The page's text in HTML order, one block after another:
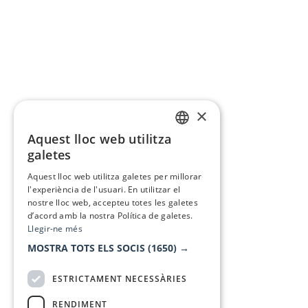
×
Aquest lloc web utilitza
galetes
Aquest lloc web utilitza galetes per millorar
l'experiència de l'usuari. En utilitzar el
nostre lloc web, accepteu totes les galetes
d’acord amb la nostra Política de galetes.
Llegir-ne més
MOSTRA TOTS ELS SOCIS (1650) →
ESTRICTAMENT NECESSÀRIES
RENDIMENT